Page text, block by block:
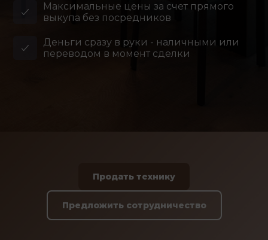
Максимальные цены за счет прямого
выкупа без посредников
Деньги сразу в руки - наличными или
переводом в момент сделки
Продать технику
Предложить сотрудничество